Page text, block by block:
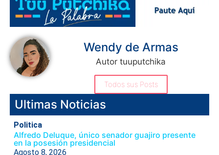
Wendy de Armas
Autor tuuputchika
Todos sus Posts
Ultimas Noticias
Politica
Alfredo Deluque, único senador guajiro presente
en la posesión presidencial
Agosto 8, 2026